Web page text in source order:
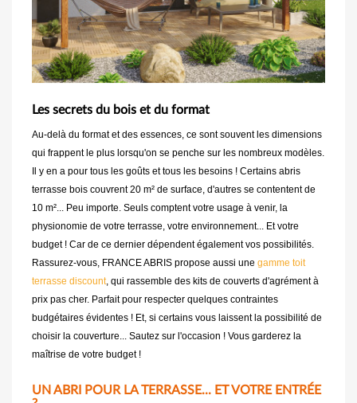
Les secrets du bois et du format
Au-delà du format et des essences, ce sont souvent les dimensions
qui frappent le plus lorsqu'on se penche sur les nombreux modèles.
Il y en a pour tous les goûts et tous les besoins ! Certains abris
terrasse bois couvrent 20 m² de surface, d'autres se contentent de
10 m²... Peu importe. Seuls comptent votre usage à venir, la
physionomie de votre terrasse, votre environnement... Et votre
budget ! Car de ce dernier dépendent également vos possibilités.
Rassurez-vous, FRANCE ABRIS propose aussi une gamme toit
terrasse discount, qui rassemble des kits de couverts d'agrément à
prix pas cher. Parfait pour respecter quelques contraintes
budgétaires évidentes ! Et, si certains vous laissent la possibilité de
choisir la couverture... Sautez sur l'occasion ! Vous garderez la
maîtrise de votre budget !
UN ABRI POUR LA TERRASSE... ET VOTRE ENTRÉE